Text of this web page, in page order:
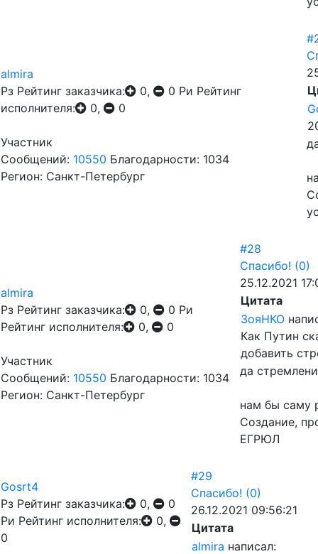
almira
Рз Рейтинг заказчика: 0, 0 Ри Рейтинг
исполнителя:
0, 0
Участник
Сообщений: 10550 Благодарности: 1034
Регион: Санкт-Петербург
almira
Рз Рейтинг заказчика: 0, 0 Ри
Рейтинг исполнителя:
0, 0
Участник
Сообщений: 10550 Благодарности: 1034
Регион: Санкт-Петербург
#28
Спасибо! (0)
25.12.2021
Цитата
ЗояНКО
Как Путин
добавить
да
нам бы саму
Создание,
ЕГРЮЛ
Gosrt4
Рз Рейтинг заказчика: 0,
0
Ри Рейтинг исполнителя:
0,
0
#29
Спасибо! (0)
26.12.2021 09:56:21
Цитата
almira написал: